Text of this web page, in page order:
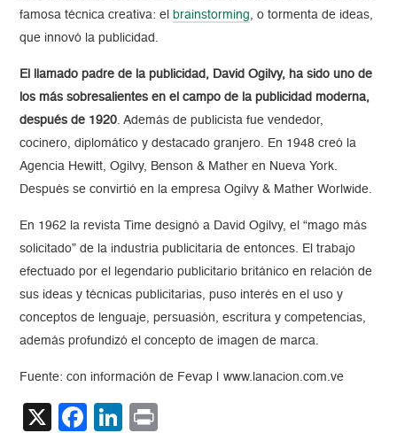
famosa técnica creativa: el
brainstorming, o tormenta de ideas,
que innovó la publicidad.
El llamado padre de la publicidad, David Ogilvy, ha sido uno de
los más sobresalientes en el campo de la publicidad moderna,
después de 1920. Además de publicista fue vendedor,
cocinero, diplomático y destacado granjero. En 1948 creó la
Agencia Hewitt, Ogilvy, Benson & Mather en Nueva York.
Después se convirtió en la empresa Ogilvy & Mather Worlwide.
En 1962 la revista Time designó a David Ogilvy, el “mago más
solicitado” de la industria publicitaria de entonces. El trabajo
efectuado por el legendario publicitario británico en relación de
sus ideas y técnicas publicitarias, puso interés en el uso y
conceptos de lenguaje, persuasión, escritura y competencias,
además profundizó el concepto de imagen de marca.
Fuente: con información de Fevap | www.lanacion.com.ve
X Facebook
LinkedIn